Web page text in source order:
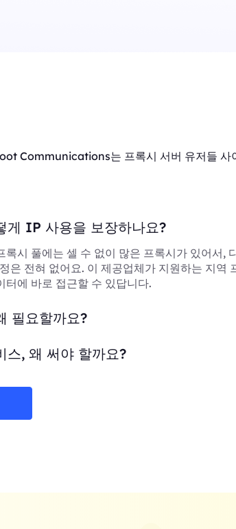
Communications는 프록시 서버 유저들 사
게 IP 사용을 보장하나요?
록시 풀에는 셀 수 없이 많은 프록시가 있어서,
은 전혀 없어요. 이 제공업체가 지원하는 지역
터에 바로 접근할 수 있답니다.
필요할까요?
스, 왜 써야 할까요?